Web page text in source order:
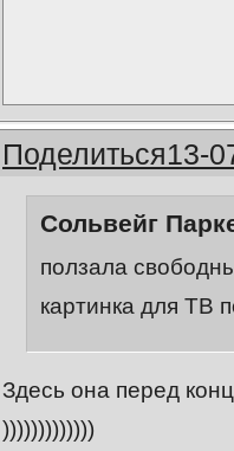
Поделиться13-
Сольвейг
ползала
картинка для ТВ
Здесь она перед
)))))))))))))